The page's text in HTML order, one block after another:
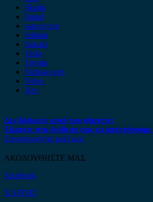
Skoda
Smart
ssangyong
Subaru
Suzuki
Tesla
Toyota
Volkswagen
Volvo
Xev
Δεν βρήκατε αυτό που ψάχνετε;
Είμαστε στη διάθεση σας να
Επικοινωνήστε μαζί μας
ΑΚΟΛΟΥΘΗΣΤΕ ΜΑΣ
Facebook
ΧΑΡΤΗΣ